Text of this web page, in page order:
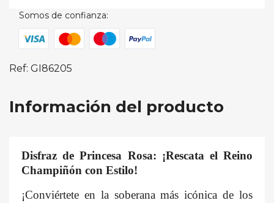
Somos de confianza:
Ref: GI86205
Información del producto
Disfraz de Princesa Rosa: ¡Rescata el Reino
Champiñón con Estilo!
¡Conviértete en la soberana más icónica de los
Crear lista de deseos
Iniciar sesión
deseos.